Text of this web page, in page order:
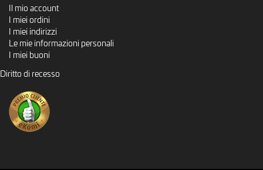
Il mio account
I miei ordini
I miei indirizzi
Le mie informazioni personali
I miei buoni
Diritto di recesso